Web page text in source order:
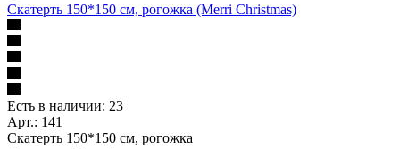
Скатерть 150*150 см, рогожка (Merri Christmas)
Есть в наличии: 23
Арт.: 141
Скатерть 150*150 см, рогожка